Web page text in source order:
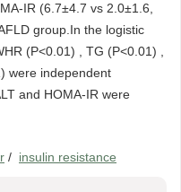
IR (6.7±4.7 vs 2.0±1.6,
group.In the logistic
(P<0.01) , TG (P<0.01) ,
were independent
and HOMA-IR were
/ insulin resistance